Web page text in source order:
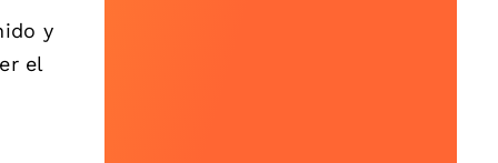
y
el